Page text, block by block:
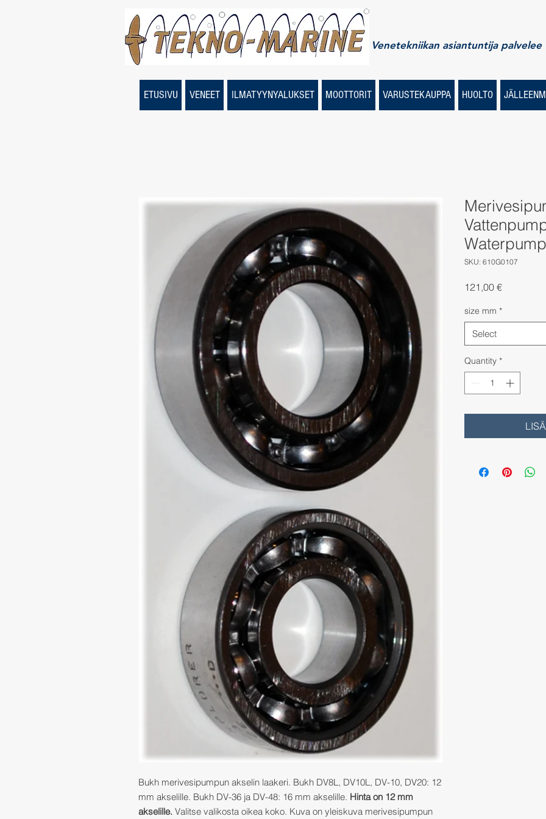
Venetekniikan asiantuntija palvelee
ETUSIVU VENEET ILMATYYNYALUKSET MOOTTORIT VARUSTEKAUPPA HUOLTO
Bukh merivesipumpun akselin laakeri. Bukh DV8L, DV10L, DV-10, DV20: 12
mm akselille. Bukh DV-36 ja DV-48: 16 mm akselille. Hinta on 12 mm
akselille. Valitse valikosta oikea koko. Kuva on yleiskuva merivesipumpun
SKU: 610G0107
121,00 €Price
size mm *
Select
Quantity *